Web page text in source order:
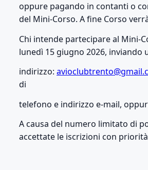
oppure pagando in contanti o
del Mini-Corso. A fine Corso
Chi intende partecipare al Mini-
lunedì 15 giugno 2026, inviando
indirizzo:
di
telefono e indirizzo e-mail,
A causa del numero limitato di
accettate le iscrizioni con